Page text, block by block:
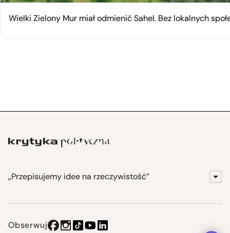
Wielki Zielony Mur miał odmienić Sahel. Bez lokalnych
„Przepisujemy idee na rzeczywistość”
Obserwuj